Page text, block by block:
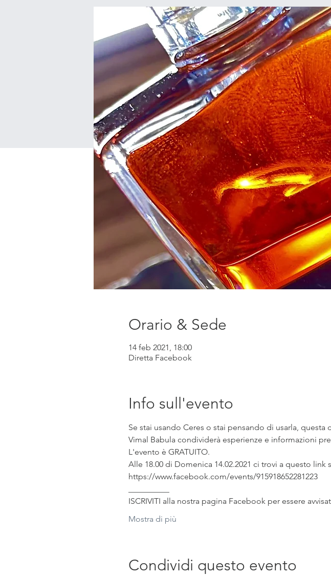
Orario & Sede
14 feb 2021, 18:00
Diretta Facebook
Info sull'evento
Se stai usando Ceres o stai pensando di usarla, questa
Vimal Babula condividerà esperienze e informazioni
L'evento è GRATUITO.
Alle 18.00 di Domenica 14.02.2021 ci trovi a questo
https://www.facebook.com/events/915918652281223
ISCRIVITI alla nostra pagina Facebook per essere
Mostra di più
Condividi questo evento